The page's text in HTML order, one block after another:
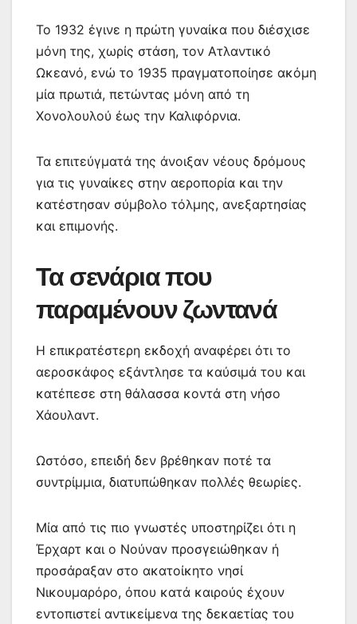
Το 1932 έγινε η πρώτη γυναίκα που διέσχισε
μόνη της, χωρίς στάση, τον Ατλαντικό
Ωκεανό, ενώ το 1935 πραγματοποίησε ακόμη
μία πρωτιά, πετώντας μόνη από τη
Χονολουλού έως την Καλιφόρνια.
Τα επιτεύγματά της άνοιξαν νέους δρόμους
για τις γυναίκες στην αεροπορία και την
κατέστησαν σύμβολο τόλμης, ανεξαρτησίας
και επιμονής.
Τα σενάρια που
παραμένουν ζωντανά
Η επικρατέστερη εκδοχή αναφέρει ότι το
αεροσκάφος εξάντλησε τα καύσιμά του και
κατέπεσε στη θάλασσα κοντά στη νήσο
Χάουλαντ.
Ωστόσο, επειδή δεν βρέθηκαν ποτέ τα
συντρίμμια, διατυπώθηκαν πολλές θεωρίες.
Μία από τις πιο γνωστές υποστηρίζει ότι η
Έρχαρτ και ο Νούναν προσγειώθηκαν ή
προσάραξαν στο ακατοίκητο νησί
Νικουμαρόρο, όπου κατά καιρούς έχουν
εντοπιστεί αντικείμενα της δεκαετίας του